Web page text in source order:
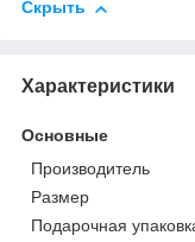
Скрыть
Характеристики
Основные
Производитель
Размер
Подарочная